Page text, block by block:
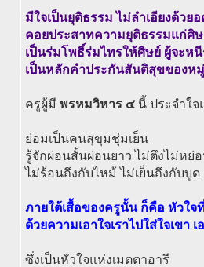
มีใจเป็นยุติธรรม ไม่ลำเอียงด้วย
คอยประสาทความยุติธรรมแก่ศิ
เป็นร่มโพธิ์ร่มไทรให้ศิษย์ ผู้จะห
เป็นหลักคำประกันสันติสุขของห
ครูผู้มี พรหมวิหาร ๔ นี้ ประจำใจ
ย่อมเป็นคนสุขุมชุ่มเย็น
รู้จักผ่อนสั้นผ่อนยาว ไม่ตึงไม่หย่
ไม่ร้อนถึงกับไหม้ ไม่เย็นถึงกับบูด
ภายใต้เสื้อของครูนั้น ก็คือ หัวใจ
ด้วยความเอาใจเราไปใส่ใจเขา เ
ซึ่งเป็นหัวใจแห่งเมตตาอารี